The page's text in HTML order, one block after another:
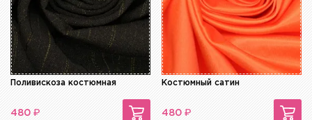
Поливискоза костюмная
480 ₽
Костюмный сатин
480 ₽